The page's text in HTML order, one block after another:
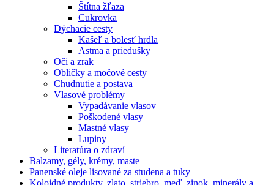
Štítna žľaza
Cukrovka
Dýchacie cesty
Kašeľ a bolesť hrdla
Astma a priedušky
Oči a zrak
Obličky a močové cesty
Chudnutie a postava
Vlasové problémy
Vypadávanie vlasov
Poškodené vlasy
Mastné vlasy
Lupiny
Literatúra o zdraví
Balzamy, gély, krémy, maste
Panenské oleje lisované za studena a tuky
Koloidné produkty, zlato, striebro, meď, zinok, minerály a